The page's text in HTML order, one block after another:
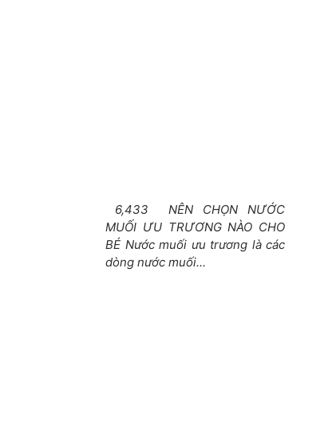
6,433 NÊN CHỌN NƯỚC
MUỐI ƯU TRƯƠNG NÀO CHO
BÉ Nước muối ưu trương là các
dòng nước muối...